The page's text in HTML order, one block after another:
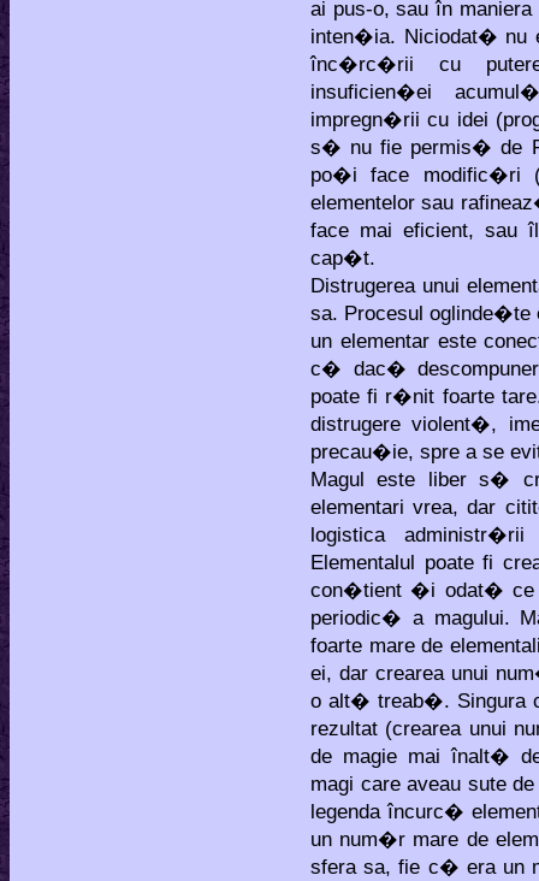
ai pus-o, sau în
inten�ia. Niciodat� nu
înc�rc�rii cu
insuficien�ei
impregn�rii cu idei
s� nu fie permis� de
po�i face modific�ri
elementelor sau
face mai eficient, sau
cap�t.
Distrugerea unui
sa. Procesul
un elementar este
c� dac�
poate fi r�nit foarte
distrugere violent�,
precau�ie, spre a se
Magul este liber s�
elementari vrea, dar
logistica
Elementalul poate fi
con�tient �i odat� ce
periodic� a magului.
foarte mare de
ei, dar crearea unui
o alt� treab�. Singura
rezultat (crearea unui
de magie mai înalt�
magi care aveau sute
legenda încurc�
un num�r mare de
sfera sa, fie c� era un